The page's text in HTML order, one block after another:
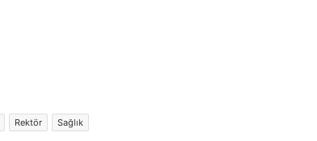
Rektör Sağlık